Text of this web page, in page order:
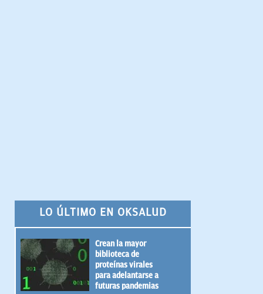
LO ÚLTIMO EN OKSALUD
Crean la mayor
biblioteca de
proteínas virales
para adelantarse a
futuras pandemias